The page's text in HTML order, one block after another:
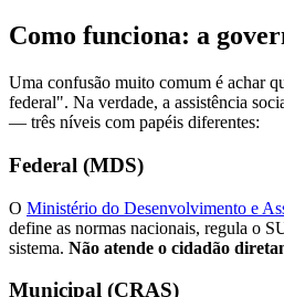
Como funciona: a
Uma confusão muito comum é achar
federal". Na verdade, a assistência
— três níveis com papéis diferentes:
Federal (MDS)
O Ministério do Desenvolvimento e
define as normas nacionais, regula o
sistema. Não atende o cidadão
Municipal (CRAS)